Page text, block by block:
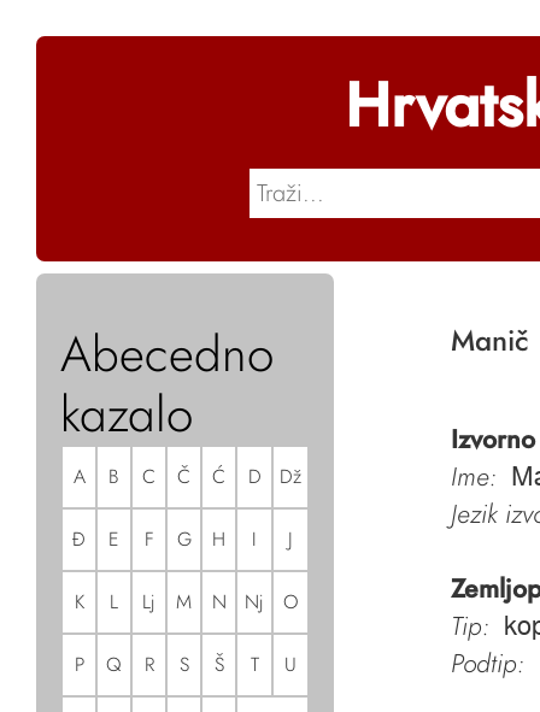
Abecedno
kazalo
A B C Č Ć D Dž
Đ E F G H I J
K L Lj M N Nj O
P Q R S Š T U
Manič
Ime:
Jezik
Tip:
Podtip: